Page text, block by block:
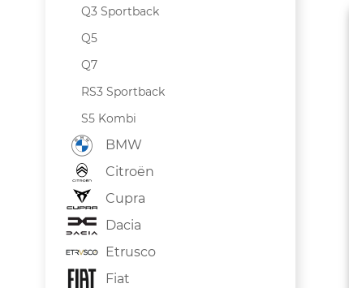
Q3 Sportback
Q5
Q7
RS3 Sportback
S5 Kombi
BMW
Citroën
Cupra
Dacia
Etrusco
Fiat